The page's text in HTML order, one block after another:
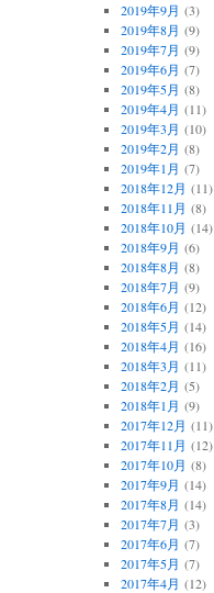
2019年9月 (3)
2019年8月 (9)
2019年7月 (9)
2019年6月 (7)
2019年5月 (8)
2019年4月 (11)
2019年3月 (10)
2019年2月 (8)
2019年1月 (7)
2018年12月 (11)
2018年11月 (8)
2018年10月 (14)
2018年9月 (6)
2018年8月 (8)
2018年7月 (9)
2018年6月 (12)
2018年5月 (14)
2018年4月 (16)
2018年3月 (11)
2018年2月 (5)
2018年1月 (9)
2017年12月 (11)
2017年11月 (12)
2017年10月 (8)
2017年9月 (14)
2017年8月 (14)
2017年7月 (3)
2017年6月 (7)
2017年5月 (7)
2017年4月 (12)